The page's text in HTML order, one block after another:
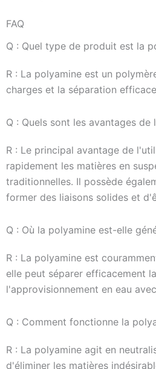
FAQ
Q : Quel type de produit est la
R : La polyamine est un
charges et la séparation
Q : Quels sont les avantages de
R : Le principal avantage de
rapidement les matières en
traditionnelles. Il possède
former des liaisons solides et
Q : Où la polyamine est-elle
R : La polyamine est
elle peut séparer efficacement
l'approvisionnement en eau
Q : Comment fonctionne la
R : La polyamine agit en
d'éliminer les matières